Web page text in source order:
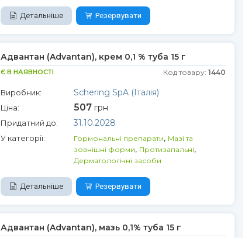
Детальніше Резервувати
Адвантан (Advantan), крем 0,1 % туба 15 г
Є В НАЯВНОСТІ Код товару: 1440
Виробник: Schering SpA (Італія)
Ціна: 507грн
Придатний до: 31.10.2028
У категорії: Гормональні препарати, Мазі та
зовнішні форми, Протизапальні,
Дерматологічні засоби
Детальніше Резервувати
Адвантан (Advantan), мазь 0,1% туба 15 г